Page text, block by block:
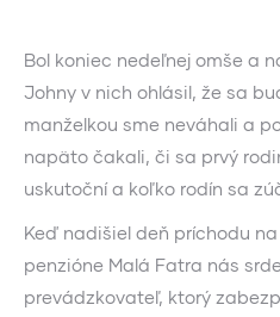
Bol koniec nedeľnej omše a
Johny v nich ohlásil, že sa
manželkou sme neváhali a
napäto čakali, či sa prvý
uskutoční a koľko rodín sa
Keď nadišiel deň príchodu
penzióne Malá Fatra nás
prevádzkovateľ, ktorý